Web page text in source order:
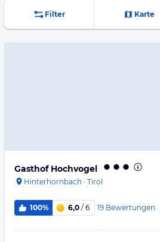
Filter Karte
Gasthof Hochvogel
Hinterhornbach · Tirol
100% 6,0 / 6 19 Bewertungen